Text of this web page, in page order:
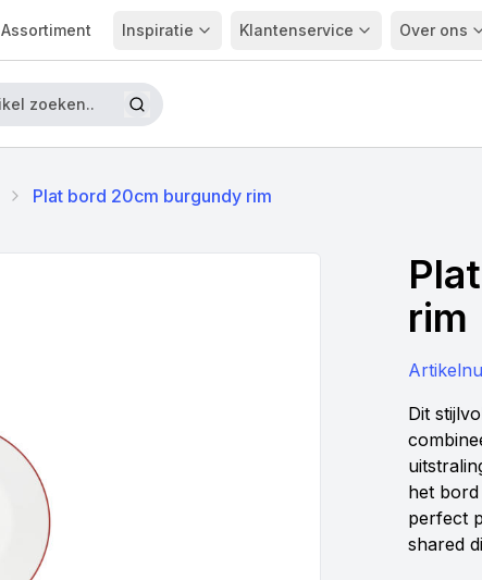
Assortiment Inspiratie Klantenservice Over ons
Plat bord 20cm burgundy rim
rim
Dit
het
perfect
shared